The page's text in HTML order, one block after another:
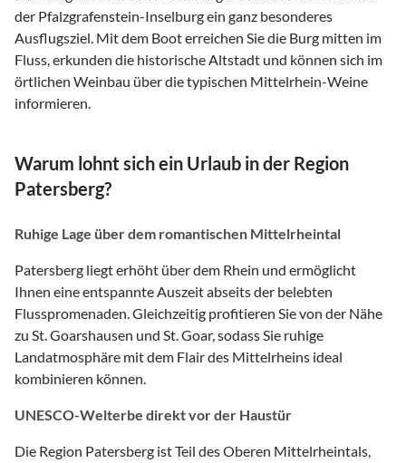
der Pfalzgrafenstein-Inselburg ein ganz besonderes
Ausflugsziel. Mit dem Boot erreichen Sie die Burg mitten im
Fluss, erkunden die historische Altstadt und können sich im
örtlichen Weinbau über die typischen Mittelrhein-Weine
informieren.
Warum lohnt sich ein Urlaub in der Region
Patersberg?
Ruhige Lage über dem romantischen Mittelrheintal
Patersberg liegt erhöht über dem Rhein und ermöglicht
Ihnen eine entspannte Auszeit abseits der belebten
Flusspromenaden. Gleichzeitig profitieren Sie von der Nähe
zu St. Goarshausen und St. Goar, sodass Sie ruhige
Landatmosphäre mit dem Flair des Mittelrheins ideal
kombinieren können.
UNESCO-Welterbe direkt vor der Haustür
Die Region Patersberg ist Teil des Oberen Mittelrheintals,